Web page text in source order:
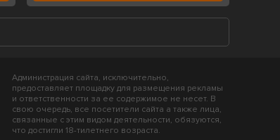
Администрация сайта, исключительно,
предоставляет площадку для размещения рекламы
и ответственности за ее содержимое не несет. В
свою очередь, все посетители сайта а также лица,
связанные с этим видом деятельности, обязуются,
что достигли 18-тилетнего возраста.